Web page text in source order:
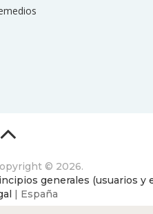
© 2026.
generales (usuarios y
| España